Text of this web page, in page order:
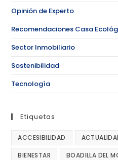
Opinión de Experto
Recomendaciones Casa
Sector Inmobiliario
Sostenibilidad
Tecnología
Etiquetas
ACCESIBILIDAD
BIENESTAR BOADILLA DEL